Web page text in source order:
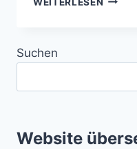
Suchen
Website